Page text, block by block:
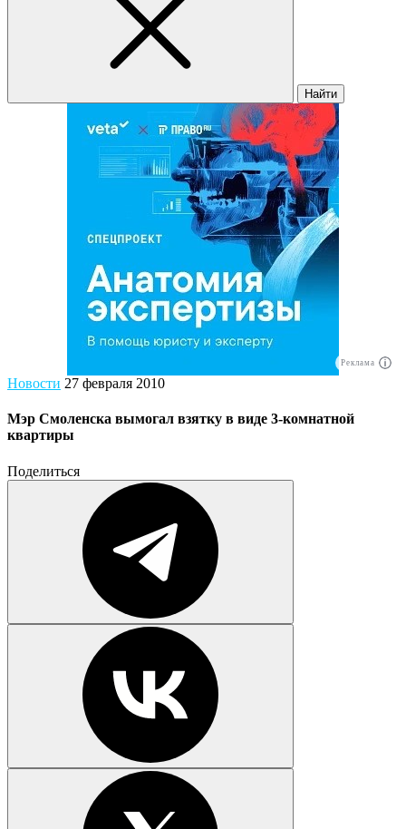
Найти
Реклама
Новости 27 февраля 2010
Мэр Смоленска вымогал взятку в виде 3-комнатной
квартиры
Поделиться